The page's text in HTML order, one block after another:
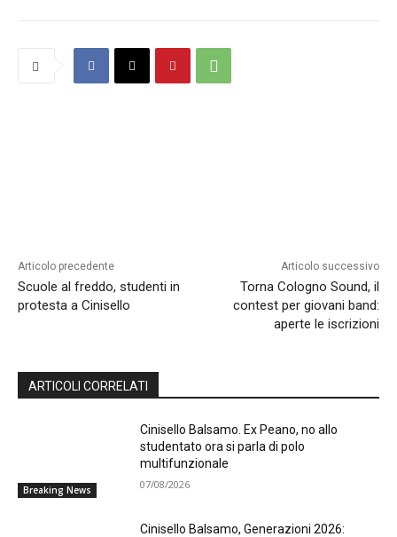
Articolo precedente
Scuole al freddo, studenti in
protesta a Cinisello
Articolo successivo
Torna Cologno Sound, il
contest per giovani band:
aperte le iscrizioni
ARTICOLI CORRELATI
Breaking News
Cinisello Balsamo. Ex Peano, no allo
studentato ora si parla di polo
multifunzionale
07/08/2026
Cinisello Balsamo, Generazioni 2026: